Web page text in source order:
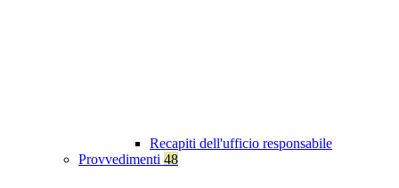
Recapiti dell'ufficio responsabile
Provvedimenti 48